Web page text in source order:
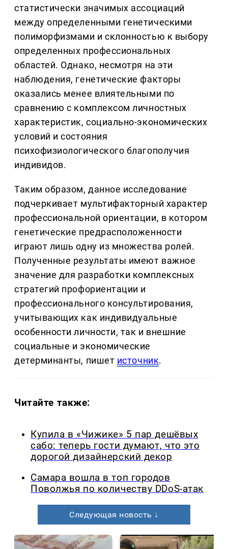
статистически значимых ассоциаций
между определенными генетическими
полиморфизмами и склонностью к выбору
определенных профессиональных
областей. Однако, несмотря на эти
наблюдения, генетические факторы
оказались менее влиятельными по
сравнению с комплексом личностных
характеристик, социально-экономических
условий и состояния
психофизиологического благополучия
индивидов.
Таким образом, данное исследование
подчеркивает мультифакторный характер
профессиональной ориентации, в котором
генетические предрасположенности
играют лишь одну из множества ролей.
Полученные результаты имеют важное
значение для разработки комплексных
стратегий профориентации и
профессионального консультирования,
учитывающих как индивидуальные
особенности личности, так и внешние
социальные и экономические
детерминанты, пишет источник.
Читайте также:
Купила в «Чижике» 5 пар дешёвых
сабо: теперь гости думают, что это
дорогой дизайнерский декор
Самара вошла в топ городов
Поволжья по количеству DDoS-атак
Следующая новость ↓